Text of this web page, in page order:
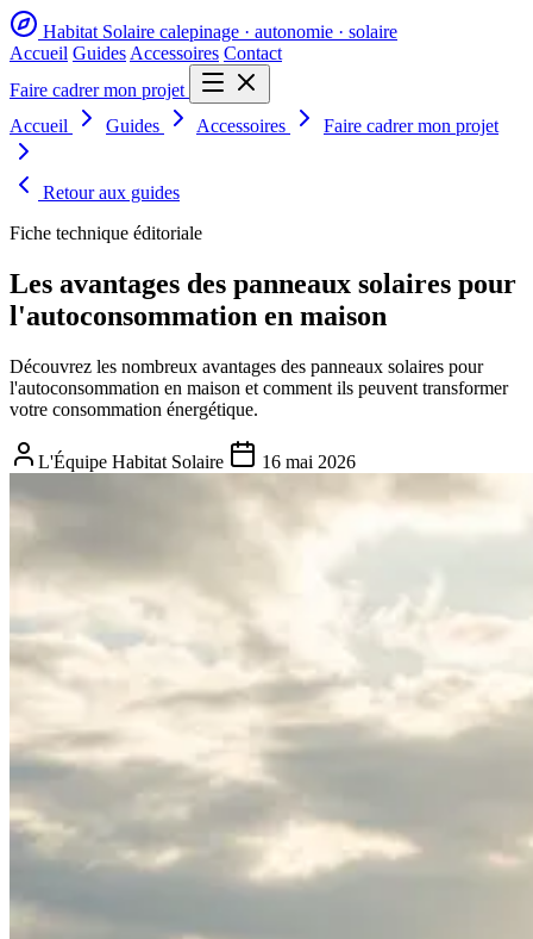
Habitat Solaire calepinage · autonomie · solaire
Accueil Guides Accessoires Contact
Faire cadrer mon projet
Accueil
Guides Accessoires Faire cadrer mon projet
Retour aux guides
Fiche technique éditoriale
Les avantages des panneaux solaires pour
l'autoconsommation en maison
Découvrez les nombreux avantages des panneaux solaires pour
l'autoconsommation en maison et comment ils peuvent transformer
votre consommation énergétique.
L'Équipe Habitat Solaire 16 mai 2026